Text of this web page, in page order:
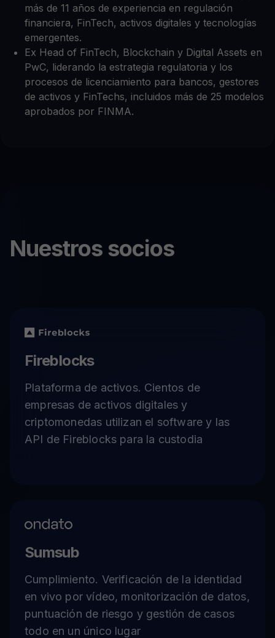
más de 11 años de experiencia en regulación
financiera, FinTech, activos digitales y tecnologías
emergentes.
Ex Head of FinTech, Blockchain y Digital Assets en
PwC, liderando la estrategia regulatoria y los
procesos de licenciamiento para bancos, gestores
de activos y FinTechs, incluidos más de 25 modelos
aprobados por FINMA.
Nuestros socios
Fireblocks
Plataforma de activos. Cientos de
empresas de activos digitales y
criptomonedas utilizan el software y las
API de Fireblocks para la custodia
Sumsub
Cumplimiento. Verificación de la identidad
en vivo por vídeo, monitorización de datos,
puntuación de riesgo y gestión de casos
todo en un único lugar